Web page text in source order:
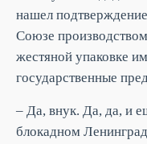
нашел
Союзе
жестяной упаковке
государственные
– Да, внук. Да, да, и
блокадном